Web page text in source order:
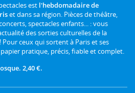
est l'hebdomadaire de
et dans sa région. Pièces de théâtre,
spectacles enfants... : vous
des sorties culturelles de la
ceux qui sortent à Paris et ses
pratique, précis, fiable et complet.
2,40 €.